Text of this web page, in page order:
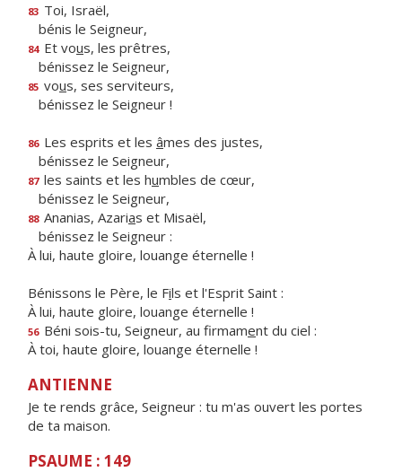
83 Toi, Israël,
bénis le Seigneur,
84 Et vous, les prêtres,
bénissez le Seigneur,
85 vous, ses serviteurs,
bénissez le Seigneur !
86 Les esprits et les âmes des justes,
bénissez le Seigneur,
87 les saints et les humbles de cœur,
bénissez le Seigneur,
88 Ananias, Azarias et Misaël,
bénissez le Seigneur :
À lui, haute gloire, louange éternelle !
Bénissons le Père, le Fils et l'Esprit Saint :
À lui, haute gloire, louange éternelle !
56 Béni sois-tu, Seigneur, au firmament du ciel :
À toi, haute gloire, louange éternelle !
ANTIENNE
Je te rends grâce, Seigneur : tu m'as ouvert les portes
de ta maison.
PSAUME : 149